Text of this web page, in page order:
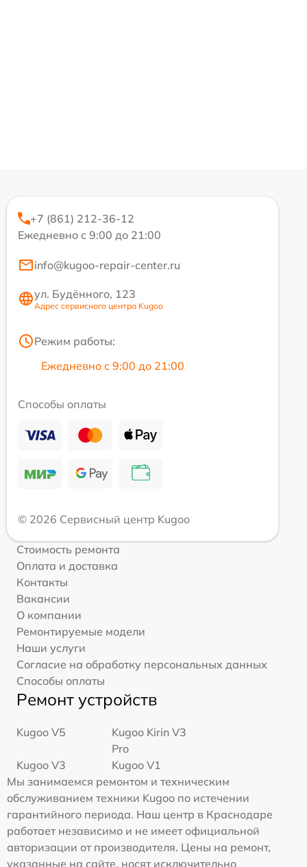
+7 (861) 212-36-12
Ежедневно с 9:00 до 21:00
info@kugoo-repair-center.ru
ул. Будённого, 123
Адрес сервисного центра Kugoo
Режим работы:
Ежедневно с 9:00 до 21:00
Способы оплаты
© 2026 Сервисный центр Kugoo
Стоимость ремонта
Оплата и доставка
Контакты
Вакансии
О компании
Ремонтируемые модели
Наши услуги
Согласие на обработку персональных данных
Способы оплаты
Ремонт устройств
Kugoo V5
Kugoo Kirin V3
Pro
Kugoo V3
Kugoo V1
Мы занимаемся ремонтом и техническим
обслуживанием техники Kugoo по истечении
гарантийного периода. Наш центр в Краснодаре
работает независимо и не имеет официальной
авторизации от производителя. Цены на ремонт,
указанные на сайте, носят исключительно